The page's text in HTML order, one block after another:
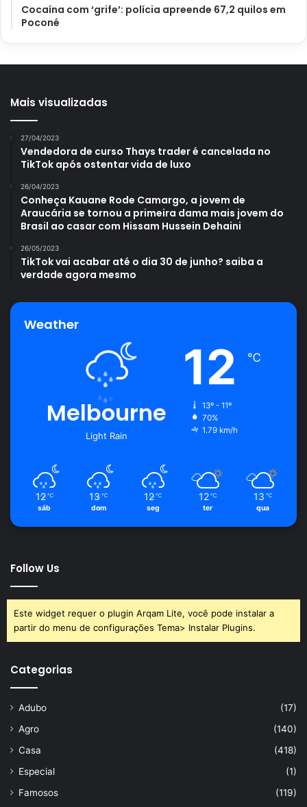
Cocaína com ‘grife’: polícia apreende 67,2 quilos em
Poconé
Mais visualizadas
27/04/2023
Vendedora de curso Thays trader é cancelada no
TikTok após ostentar vida de luxo
26/04/2023
Conheça Kauane Rode Camargo, a jovem de
Araucária se tornou a primeira dama mais jovem do
Brasil ao casar com Hissam Hussein Dehaini
26/05/2023
TikTok vai acabar até o dia 30 de junho? saiba a
verdade agora mesmo
Weather
Melbourne
Light Rain
12 ℃
13º - 11º
70%
1.79 km/h
12 ℃
sáb
13 ℃
dom
12 ℃
seg
12 ℃
ter
13 ℃
qua
Follow Us
Este widget requer o plugin Arqam Lite, você pode instalar a
partir do menu de configurações Tema> Instalar Plugins.
Categorias
Adubo
(17)
Agro
(140)
Casa
(418)
Especial
(1)
Famosos
(119)